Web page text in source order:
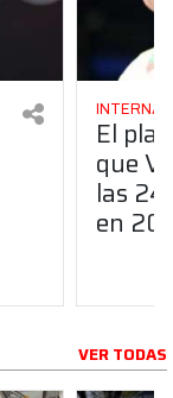
El
que
las
en
VER TODAS